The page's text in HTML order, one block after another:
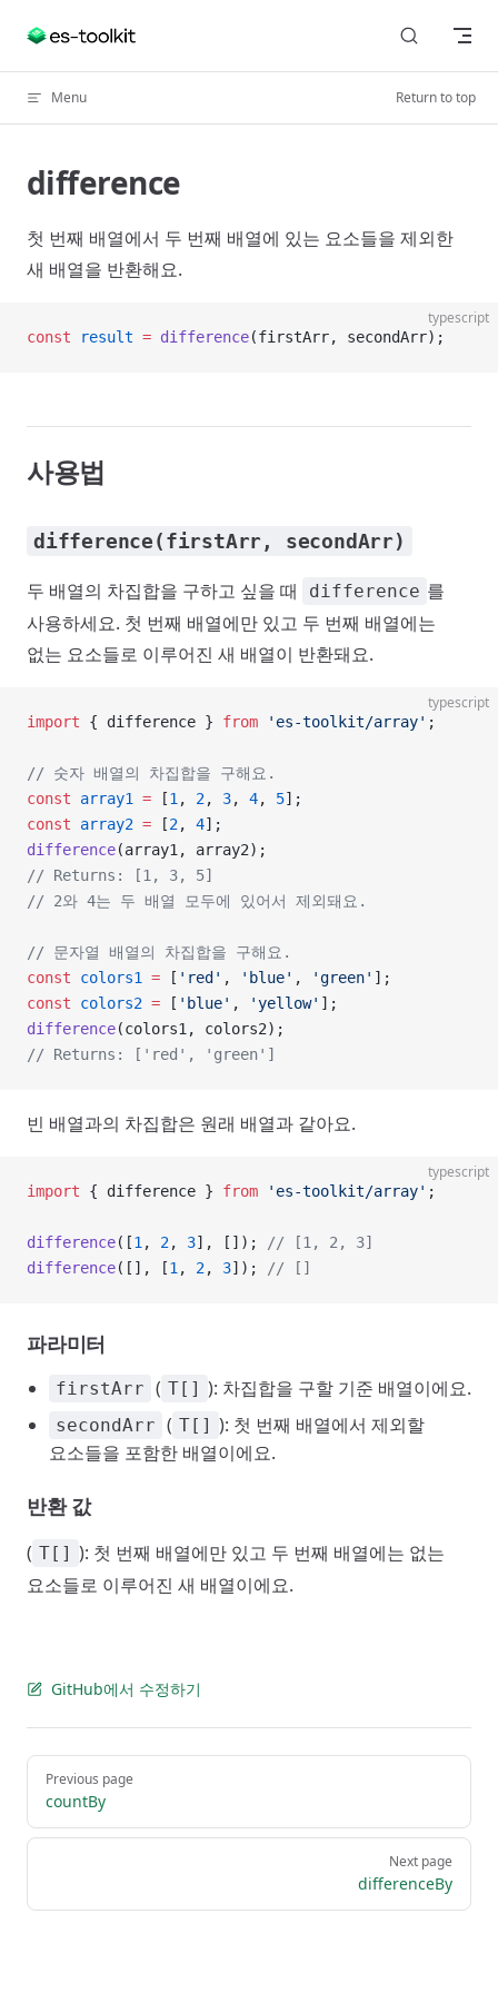
Skip to content
Menu Return to top
difference
첫 번째 배열에서 두 번째 배열에 있는 요소들을 제외한
새 배열을 반환해요.
typescript
const result = difference(firstArr, secondArr);
사용법
difference(firstArr, secondArr)
두 배열의 차집합을 구하고 싶을 때 difference 를
사용하세요. 첫 번째 배열에만 있고 두 번째 배열에는
없는 요소들로 이루어진 새 배열이 반환돼요.
typescript
import { difference } from 'es-toolkit/array' ;
// 숫자 배열의 차집합을 구해요.
const array1 = [1 , 2, 3, 4, 5];
const array2 = [2, 4];
difference(array1, array2);
// Returns: [1, 3, 5]
// 2와 4는 두 배열 모두에 있어서 제외돼요.
// 문자열 배열의 차집합을 구해요.
const colors1 = [ 'red' , 'blue' , 'green' ];
const colors2 = [ 'blue' , 'yellow' ];
difference(colors1, colors2);
// Returns: ['red', 'green']
빈 배열과의 차집합은 원래 배열과 같아요.
typescript
import { difference } from 'es-toolkit/array' ;
difference([1 , 2, 3], []);
// [1, 2, 3]
difference([], [1 , 2, 3]); // []
파라미터
firstArr ( T[] ): 차집합을 구할 기준 배열이에요.
secondArr ( T[] ): 첫 번째 배열에서 제외할
요소들을 포함한 배열이에요.
반환 값
( T[] ): 첫 번째 배열에만 있고 두 번째 배열에는 없는
요소들로 이루어진 새 배열이에요.
GitHub에서 수정하기
Pager
Previous page
countBy
Next page
differenceBy